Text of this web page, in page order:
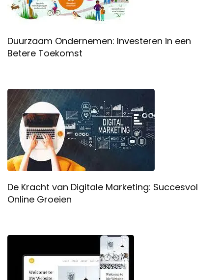
Duurzaam Ondernemen: Investeren in een
Betere Toekomst
De Kracht van Digitale Marketing: Succesvol
Online Groeien